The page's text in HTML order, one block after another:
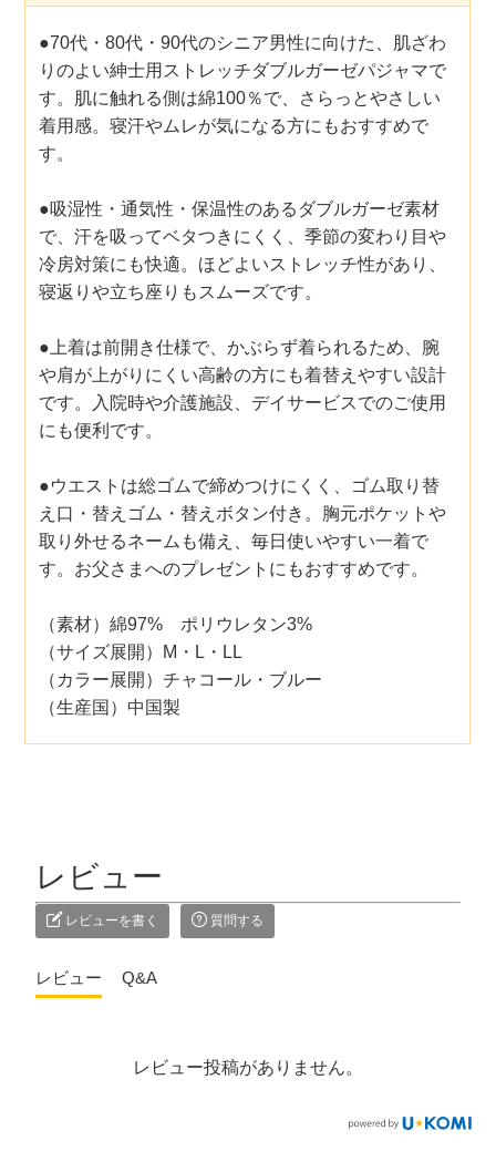
●70代・80代・90代のシニア男性に向けた、肌ざわ
りのよい紳士用ストレッチダブルガーゼパジャマで
す。肌に触れる側は綿100％で、さらっとやさしい
着用感。寝汗やムレが気になる方にもおすすめで
す。
●吸湿性・通気性・保温性のあるダブルガーゼ素材
で、汗を吸ってベタつきにくく、季節の変わり目や
冷房対策にも快適。ほどよいストレッチ性があり、
寝返りや立ち座りもスムーズです。
●上着は前開き仕様で、かぶらず着られるため、腕
や肩が上がりにくい高齢の方にも着替えやすい設計
です。入院時や介護施設、デイサービスでのご使用
にも便利です。
●ウエストは総ゴムで締めつけにくく、ゴム取り替
え口・替えゴム・替えボタン付き。胸元ポケットや
取り外せるネームも備え、毎日使いやすい一着で
す。お父さまへのプレゼントにもおすすめです。
（素材）綿97% ポリウレタン3%
（サイズ展開）M・L・LL
（カラー展開）チャコール・ブルー
（生産国）中国製
レビュー
レビューを書く 質問する
レビュー Q&A
レビュー投稿がありません。